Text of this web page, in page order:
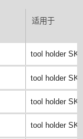
适用于
tool holder SK
tool holder SK
tool holder SK
tool holder SK